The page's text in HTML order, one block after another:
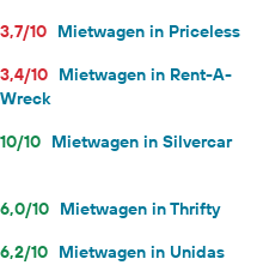
3,7/10 Mietwagen in Priceless
3,4/10 Mietwagen in Rent-A-
Wreck
10/10 Mietwagen in Silvercar
6,0/10 Mietwagen in Thrifty
6,2/10 Mietwagen in Unidas